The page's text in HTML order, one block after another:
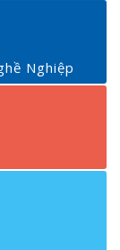
Nghiệp